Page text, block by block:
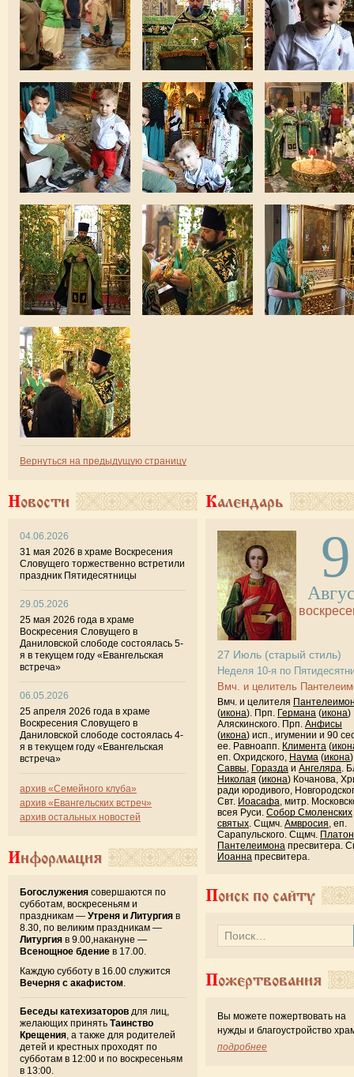
Вернуться на предыдущую страницу
Новости
04.06.2026
31 мая 2026 в храме Воскресения
Словущего торжественно встретили
праздник Пятидесятницы
29.05.2026
25 мая 2026 года в храме
Воскресения Словущего в
Даниловской слободе состоялась 5-
я в текущем году «Евангельская
встреча»
06.05.2026
25 апреля 2026 года в храме
Воскресения Словущего в
Даниловской слободе состоялась 4-
я в текущем году «Евангельская
встреча»
архив «Семейного клуба»
архив «Евангельских встреч»
архив остальных новостей
Информация
Богослужения совершаются по
субботам, воскресеньям и
праздникам — Утреня и Литургия в
8.30, по великим праздникам —
Литургия в 9.00,накануне —
Всенощное бдение в 17.00.
Каждую субботу в 16.00 служится
Вечерня с акафистом
Беседы катехизаторов для лиц,
желающих принять Таинство
Крещения , а также для родителей
детей и крестных проходят по
субботам в 12:00 и по воскресеньям
в 13:00.
Календарь
9
27 Июль (старый стиль)
Неделя 10-я по
Вмч. и целитель
Вмч. и целителя
(икона). Прп. Германа (икона)
Аляскинского. Прп. Анфисы
(икона) исп., игумении и 90
ее. Равноапп. Климента (
еп. Охридского, Наума (икона
Саввы, Горазда и Ангеляра.
Николая (икона) Кочанова,
ради юродивого,
Свт. Иоасафа, митр.
всея Руси. Собор Смоленских
святых. Сщмч. Амвросия, еп.
Сарапульского. Сщмч.
Пантелеимона пресвитера.
Иоанна пресвитера.
Поиск по сайту
Пожертвования
Вы можете пожертвовать на
нужды и благоустройство
подробнее